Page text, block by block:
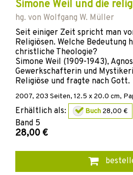
Simone Weil und die
hg. von Wolfgang W. Müller
Seit einiger Zeit spricht man
Religiösen. Welche Bedeutung
christliche Theologie?
Simone Weil (1909-1943),
Gewerkschafterin und
Religiöse und fragte nach Gott.
2007, 203 Seiten, 12.5 x 20.0 cm,
Erhältlich als: Buch 28,00 €
Band 5
28,00 €